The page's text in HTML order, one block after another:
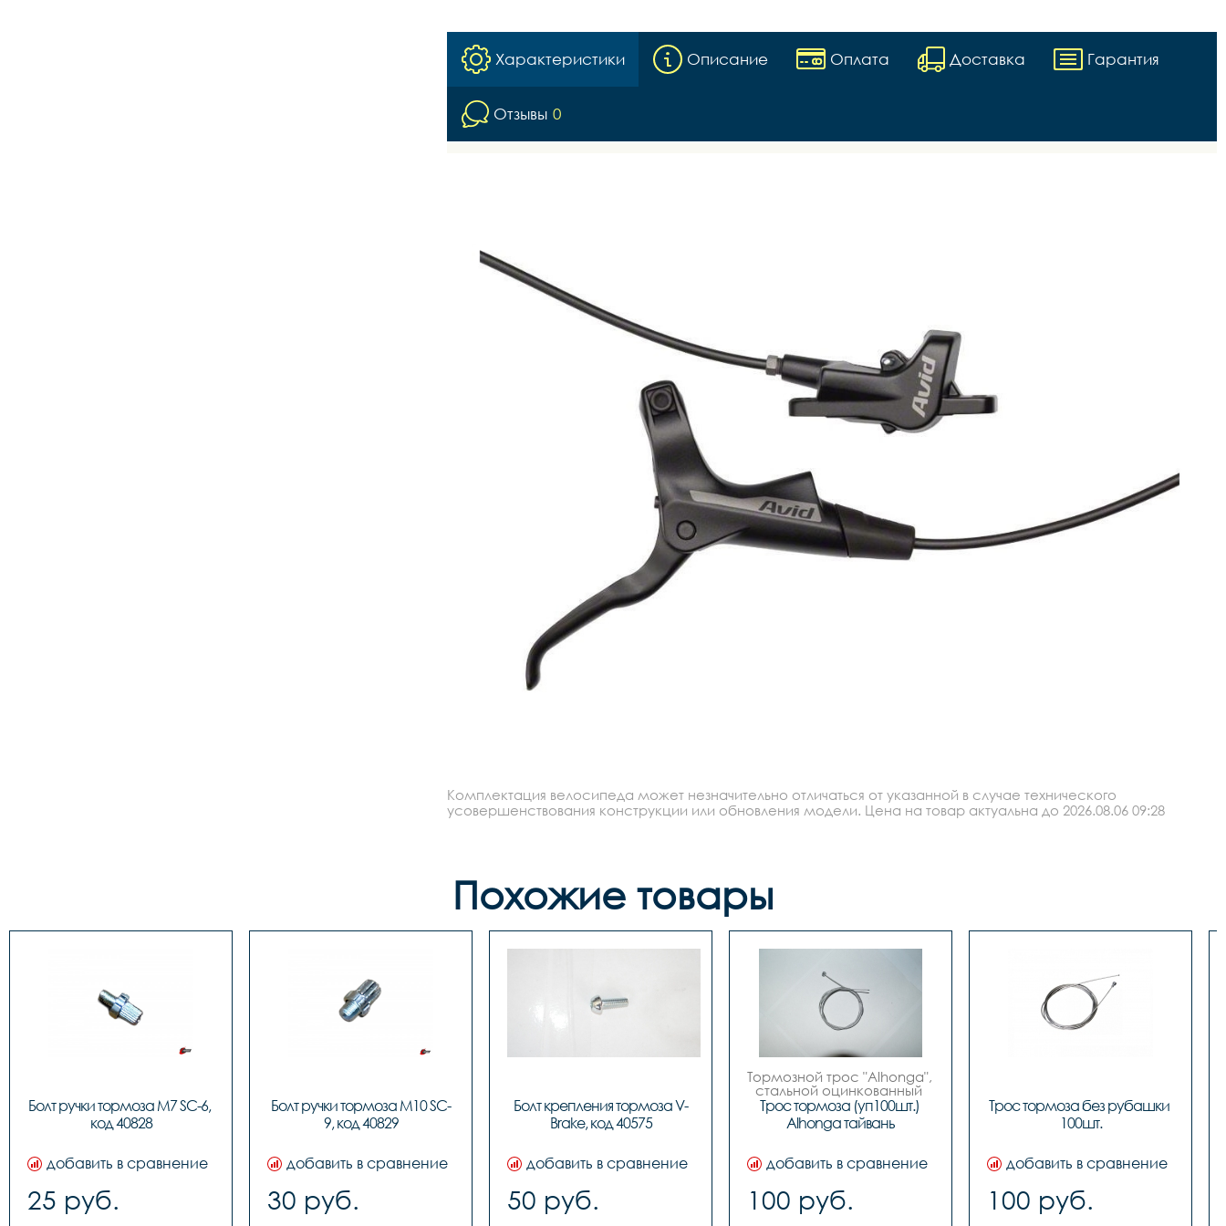
Характеристики Описание Оплата Доставка Гарантия
Отзывы 0
Комплектация велосипеда может незначительно отличаться от указанной в случае технического
усовершенствования конструкции или обновления модели. Цена на товар актуальна до 2026.08.06 09:28
Похожие товары
Болт ручки тормоза M7 SC-6,
код 40828
добавить в сравнение
25 руб.
Болт ручки тормоза M10 SC-
9, код 40829
добавить в сравнение
30 руб.
Болт крепления тормоза V-
Brake, код 40575
добавить в сравнение
50 руб.
Тормозной трос "Alhonga",
стальной оцинкованный
(№.98 7х6 material B1,
length 1.5 2100mm), цена
за 100шт, упаковка
Трос тормоза (уп100шт.)
Alhonga тайвань
добавить в сравнение
100 руб.
Трос тормоза без рубашки
100шт.
добавить в сравнение
100 руб.